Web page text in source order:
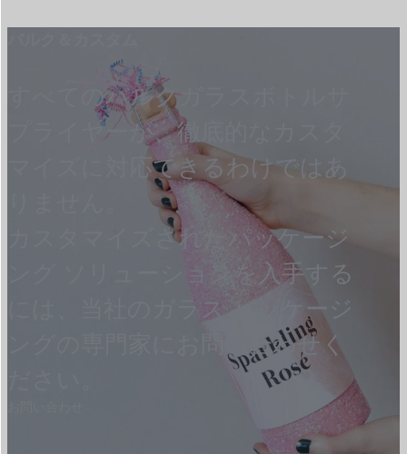
すべてのバルクガラスボトルサ
プライヤーが、徹底的なカスタ
マイズに対応できるわけではあ
カスタマイズされたパッケージ
ング ソリューションを入手する
には、当社のガラス パッケージ
ングの専門家にお問い合わせく